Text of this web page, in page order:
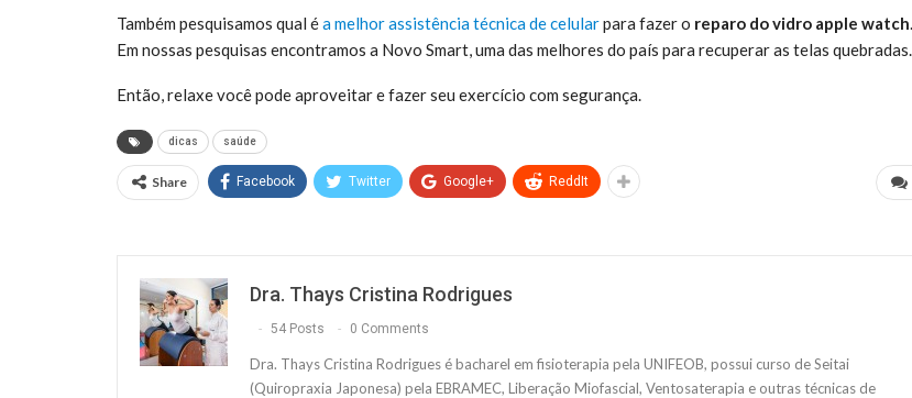
Também pesquisamos qual éa melhor assistência técnica de celularpara fazer o reparo do vidro apple watch
Em nossas pesquisas encontramos a Novo Smart, uma das melhores do país para recuperar as telas quebradas.
Então, relaxe você pode aproveitar e fazer seu exercício com segurança.
dicas saúde
Share Facebook Twitter Google+ ReddIt
Dra. Thays Cristina Rodrigues
54 Posts 0 Comments
Dra. Thays Cristina Rodrigues é bacharel em fisioterapia pela UNIFEOB, possui curso de Seitai
(Quiropraxia Japonesa) pela EBRAMEC, Liberação Miofascial, Ventosaterapia e outras técnicas de